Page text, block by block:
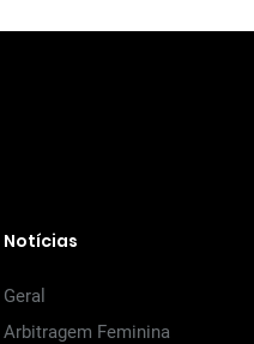
Notícias
Geral
Arbitragem Feminina